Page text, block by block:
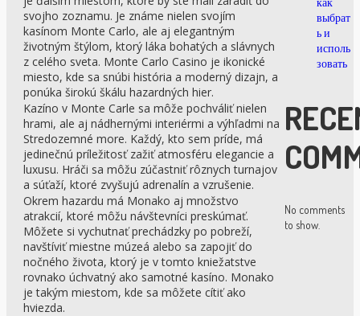
svojho zoznamu. Je známe nielen svojím
kasínom Monte Carlo, ale aj elegantným
životným štýlom, ktorý láka bohatých a slávnych
z celého sveta. Monte Carlo Casino je ikonické
miesto, kde sa snúbi história a moderný dizajn, a
ponúka širokú škálu hazardných hier.
Kazíno v Monte Carle sa môže pochváliť nielen
hrami, ale aj nádhernými interiérmi a výhľadmi na
Stredozemné more. Každý, kto sem príde, má
jedinečnú príležitosť zažiť atmosféru elegancie a
luxusu. Hráči sa môžu zúčastniť rôznych turnajov
a súťaží, ktoré zvyšujú adrenalín a vzrušenie.
Okrem hazardu má Monako aj množstvo
atrakcií, ktoré môžu návštevníci preskúmať.
Môžete si vychutnať prechádzky po pobreží,
navštíviť miestne múzeá alebo sa zapojiť do
nočného života, ktorý je v tomto kniežatstve
rovnako úchvatný ako samotné kasíno. Monako
je takým miestom, kde sa môžete cítiť ako
hviezda.
выбрат
ь и
исполь
зовать
No comments
to show.